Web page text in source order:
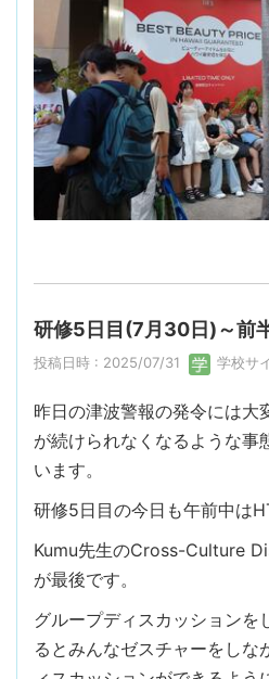
研修5日目(7月30日)～前
投稿日時 : 2025/07/31 学校サ
昨日の津波警報の発令には大
が続けられなくなるような事
います。
研修5日目の今日も午前中は
Kumu先生のCross-Culture
が最後です。
グループディスカッションを
るとみんなゼスチャーをしな